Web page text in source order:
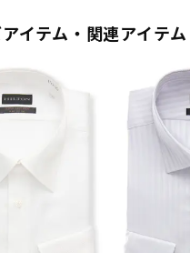
イテム・関連アイテム